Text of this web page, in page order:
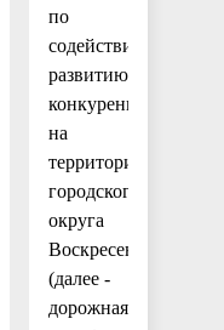
по
содействию
развитию
конкуренции
на
территории
городского
округа
Воскресенск
(далее -
дорожная